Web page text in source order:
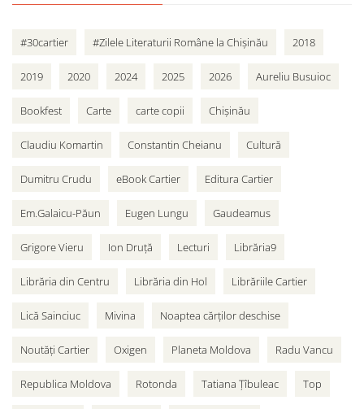
#30cartier #Zilele Literaturii Române la Chișinău 2018
2019 2020 2024 2025 2026 Aureliu Busuioc
Bookfest Carte carte copii Chișinău
Claudiu Komartin Constantin Cheianu Cultură
Dumitru Crudu eBook Cartier Editura Cartier
Em.Galaicu-Păun Eugen Lungu Gaudeamus
Grigore Vieru Ion Druță Lecturi Librăria9
Librăria din Centru Librăria din Hol Librăriile Cartier
Lică Sainciuc Mivina Noaptea cărților deschise
Noutăți Cartier Oxigen Planeta Moldova Radu Vancu
Republica Moldova Rotonda Tatiana Țîbuleac Top